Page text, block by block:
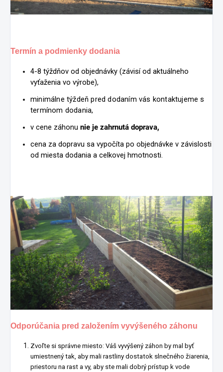
Termín a podmienky dodania
4-8 týždňov od objednávky (závisí od aktuálneho
vyťaženia vo výrobe),
minimálne týždeň pred dodaním vás kontaktujeme s
termínom dodania,
v cene záhonu nie je zahrnutá doprava,
cena za dopravu sa vypočíta po objednávke v závislosti
od miesta dodania a celkovej hmotnosti.
Odporúčania pred založením vyvýšeného záhonu
Zvoľte si správne miesto: Váš vyvýšený záhon by mal byť
umiestnený tak, aby mali rastliny dostatok slnečného žiarenia,
priestoru na rast a vy, aby ste mali dobrý prístup k vode